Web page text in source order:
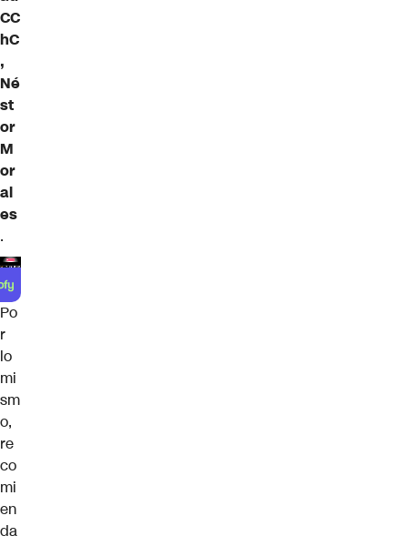
CC
hC
,
Né
st
or
M
or
al
es
.
Po
r
lo
mi
sm
o,
re
co
mi
en
da